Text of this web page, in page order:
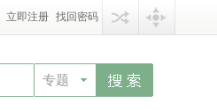
立即注册 找回密码
专题